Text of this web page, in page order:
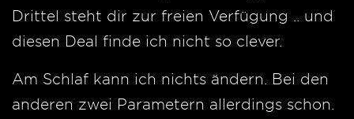
Drittel steht dir zur freien Verfügung .. und
diesen Deal finde ich nicht so clever.
Am Schlaf kann ich nichts ändern. Bei den
anderen zwei Parametern allerdings schon.